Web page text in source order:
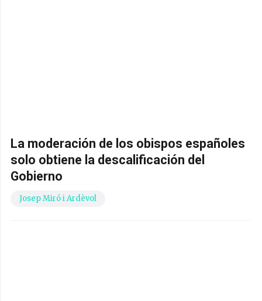
La moderación de los obispos españoles
solo obtiene la descalificación del
Gobierno
Josep Miró i Ardèvol